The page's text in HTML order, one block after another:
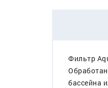
Фильтр
бассейна